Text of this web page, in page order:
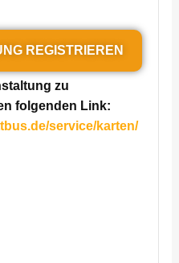
REGISTRIEREN
zu
folgenden Link:
service/karten/